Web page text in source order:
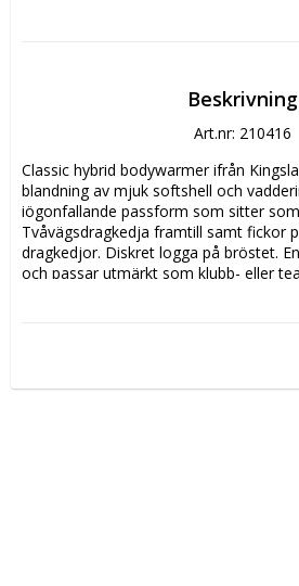
Beskrivning
Art.nr: 210416
Classic hybrid bodywarmer ifrån
blandning av mjuk softshell och
iögonfallande passform som sitter
Tvåvägsdragkedja framtill samt fickor
dragkedjor. Diskret logga på bröstet.
och passar utmärkt som klubb- eller